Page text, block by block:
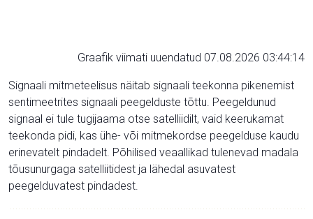
Graafik viimati uuendatud 07.08.2026 03:44:14
Signaali mitmeteelisus näitab signaali teekonna pikenemist
sentimeetrites signaali peegelduste tõttu. Peegeldunud
signaal ei tule tugijaama otse satelliidilt, vaid keerukamat
teekonda pidi, kas ühe- või mitmekordse peegelduse kaudu
erinevatelt pindadelt. Põhilised veaallikad tulenevad madala
tõusunurgaga satelliitidest ja lähedal asuvatest
peegelduvatest pindadest.